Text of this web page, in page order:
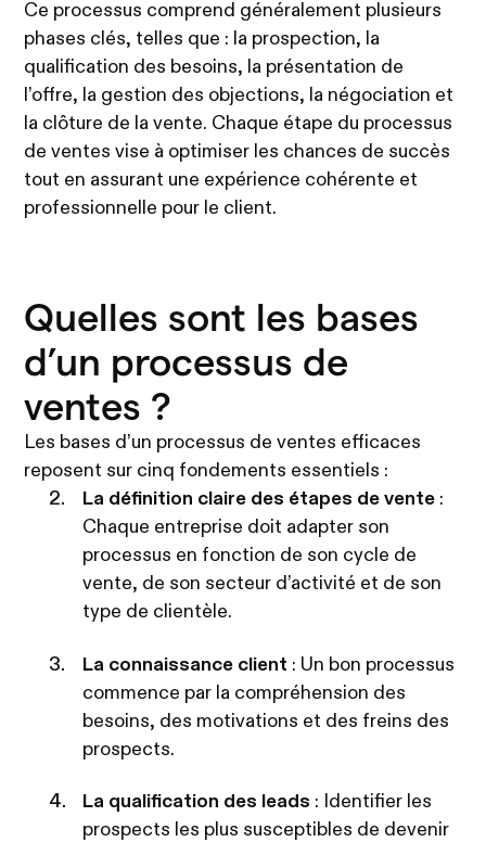
Ce processus comprend généralement plusieurs
phases clés, telles que : la prospection, la
qualification des besoins, la présentation de
l’offre, la gestion des objections, la négociation et
la clôture de la vente. Chaque étape du processus
de ventes vise à optimiser les chances de succès
tout en assurant une expérience cohérente et
professionnelle pour le client.
Quelles sont les bases
d’un processus de
ventes ?
Les bases d’un processus de ventes efficaces
reposent sur cinq fondements essentiels :
La définition claire des étapes de vente :
Chaque entreprise doit adapter son
processus en fonction de son cycle de
vente, de son secteur d’activité et de son
type de clientèle.
La connaissance client : Un bon processus
commence par la compréhension des
besoins, des motivations et des freins des
prospects.
La qualification des leads : Identifier les
prospects les plus susceptibles de devenir